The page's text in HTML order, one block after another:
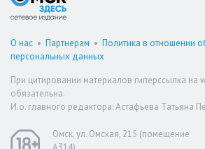
О нас • Партнерам • Политика в отношении
персональных данных
При цитировании материалов гиперссылка на
обязательна.
И.о. главного редактора: Астафьева Татьяна
Омск, ул. Омская, 215 (помещение